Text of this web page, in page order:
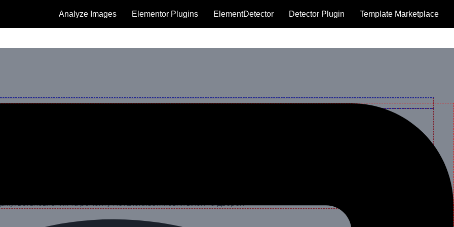
Analyze Images Elementor Plugins ElementDetector Detector Plugin Template Marketplace
ТА ДВЕРІ
встановлення та ремонту металопластикових вікон та дверей